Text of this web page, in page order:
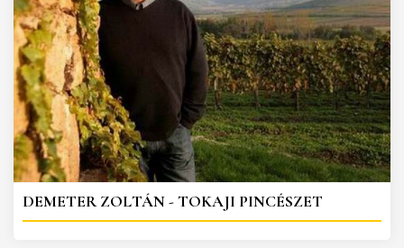
DEMETER ZOLTÁN - TOKAJI PINCÉSZET